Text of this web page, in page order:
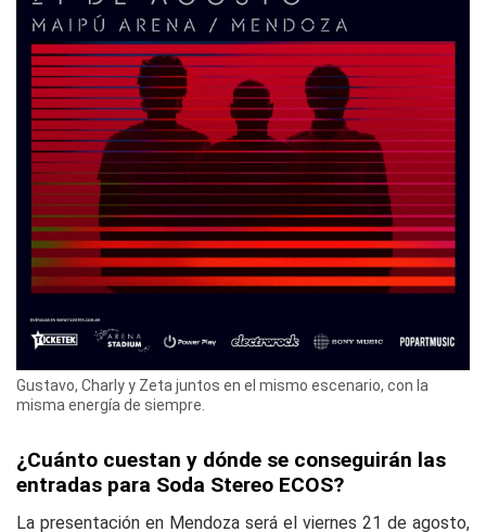
Gustavo, Charly y Zeta juntos en el mismo escenario, con la
misma energía de siempre.
¿Cuánto cuestan y dónde se conseguirán las
entradas para Soda Stereo ECOS?
La presentación en Mendoza será el viernes 21 de agosto,